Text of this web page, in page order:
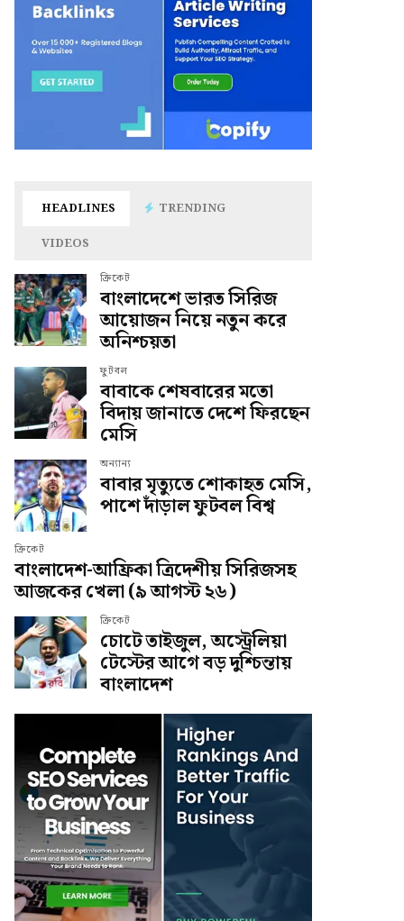
HEADLINES
TRENDING
VIDEOS
ক্রিকেট
বাংলাদেশে ভারত সিরিজ
আয়োজন নিয়ে নতুন করে
অনিশ্চয়তা
ফুটবল
বাবাকে শেষবারের মতো
বিদায় জানাতে দেশে ফিরছেন
মেসি
অন্যান্য
বাবার মৃত্যুতে শোকাহত মেসি,
পাশে দাঁড়াল ফুটবল বিশ্ব
ক্রিকেট
বাংলাদেশ-আফ্রিকা ত্রিদেশীয় সিরিজসহ
আজকের খেলা (৯ আগস্ট ২৬)
ক্রিকেট
চোটে তাইজুল, অস্ট্রেলিয়া
টেস্টের আগে বড় দুশ্চিন্তায়
বাংলাদেশ